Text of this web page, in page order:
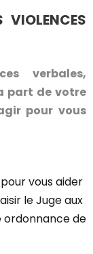
VIOLENCES
verbales,
part de votre
pour vous
vous aider
le Juge aux
ordonnance de